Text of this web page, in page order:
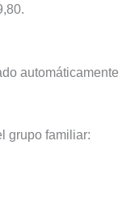
automáticamente
grupo familiar: